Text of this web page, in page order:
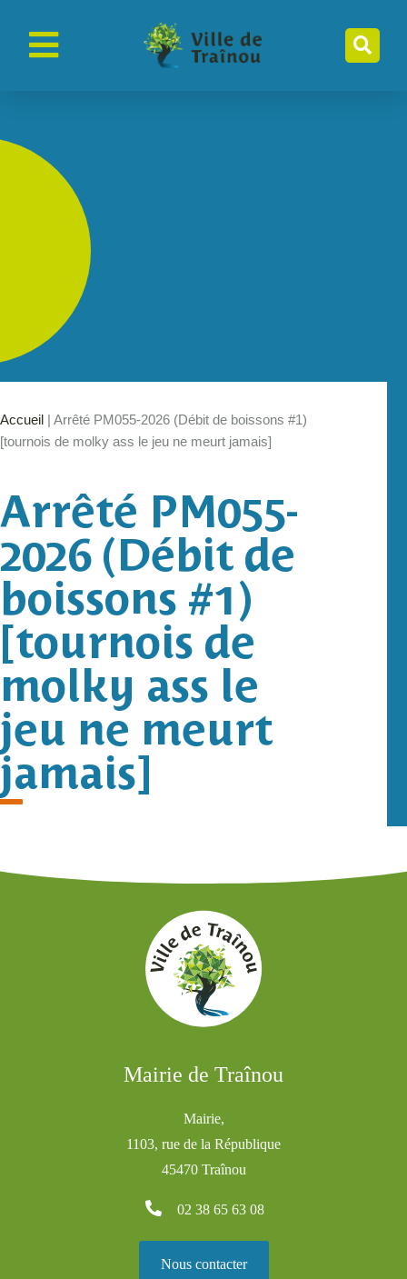
Accueil | Arrêté PM055-2026 (Débit de boissons #1)
[tournois de molky ass le jeu ne meurt jamais]
Arrêté PM055-
2026 (Débit de
boissons #1)
[tournois de
molky ass le
jeu ne meurt
jamais]
Mairie de Traînou
Mairie,
1103, rue de la République
45470 Traînou
02 38 65 63 08
Nous contacter